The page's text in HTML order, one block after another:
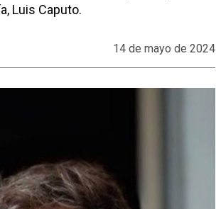
Luis Caputo.
14 de mayo de 2024